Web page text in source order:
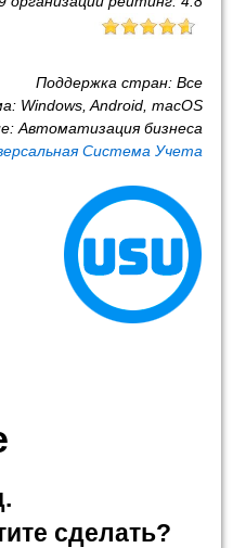
Поддержка стран: Все
Windows, Android, macOS
Автоматизация бизнеса
Система Учета
сделать?